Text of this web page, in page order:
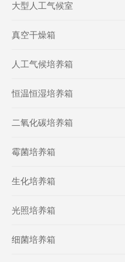
大型人工气候室
真空干燥箱
人工气候培养箱
恒温恒湿培养箱
二氧化碳培养箱
霉菌培养箱
生化培养箱
光照培养箱
细菌培养箱